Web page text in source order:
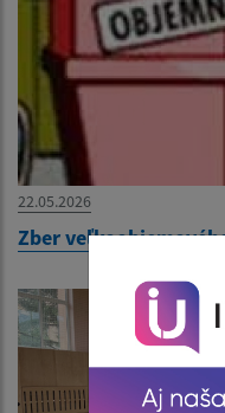
22.05.2026
Zber